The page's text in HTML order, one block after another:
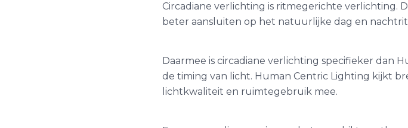
Circadiane verlichting is ritmegerichte verlichting.
beter aansluiten op het natuurlijke dag en
Daarmee is circadiane verlichting specifieker dan
de timing van licht. Human Centric Lighting kijkt
lichtkwaliteit en ruimtegebruik mee.